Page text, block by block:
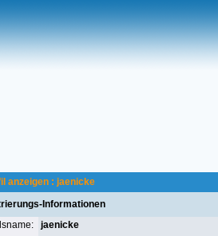
anzeigen : jaenicke
Informationen
jaenicke